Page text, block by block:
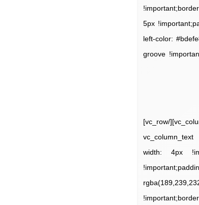
5px
left-color:
groove
[/vc_column_text][vc_single_image image=”11723″ img_size=” 1120×300 ” alignment=”center”][/vc_column][/vc_row]
width: 4px